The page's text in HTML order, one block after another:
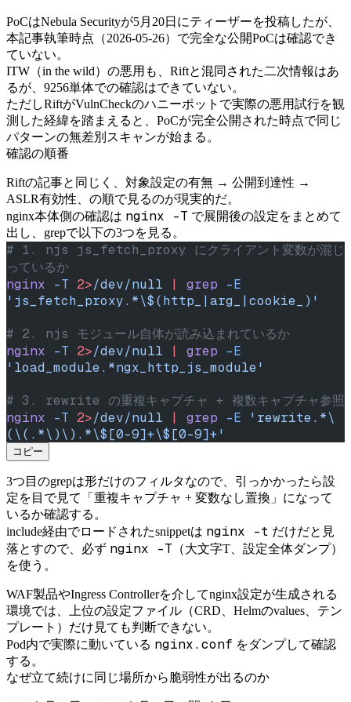
PoCはNebula Securityが5月20日にティーザーを投稿したが、
本記事執筆時点（2026-05-26）で完全な公開PoCは確認でき
ていない。
ITW（in the wild）の悪用も、Riftと混同された二次情報はあ
るが、9256単体での確認はできていない。
ただしRiftがVulnCheckのハニーポットで実際の悪用試行を観
測した経緯を踏まえると、PoCが完全公開された時点で同じ
パターンの無差別スキャンが始まる。
確認の順番
Riftの記事と同じく、対象設定の有無 → 公開到達性 →
ASLR有効性、の順で見るのが現実的だ。
nginx本体側の確認は nginx -T で展開後の設定をまとめて
出し、grepで以下の3つを見る。
# 1. njs js_fetch_proxy にクライアント変数が混じ
っているか
nginx -T 2>/dev/null | grep -E
'js_fetch_proxy.*\$(http_|arg_|cookie_)'
# 2. njs モジュール自体が読み込まれているか
nginx -T 2>/dev/null | grep -E
'load_module.*ngx_http_js_module'
# 3. rewrite の重複キャプチャ + 複数キャプチャ参照
nginx -T 2>/dev/null | grep -E 'rewrite.*\
(\(.*\)\).*\$[0-9]+\$[0-9]+'
コピー
3つ目のgrepは形だけのフィルタなので、引っかかったら設
定を目で見て「重複キャプチャ + 変数なし置換」になって
いるか確認する。
include経由でロードされたsnippetは nginx -t だけだと見
落とすので、必ず nginx -T （大文字T、設定全体ダンプ）
を使う。
WAF製品やIngress Controllerを介してnginx設定が生成される
環境では、上位の設定ファイル（CRD、Helmのvalues、テン
プレート）だけ見ても判断できない。
Pod内で実際に動いている nginx.conf をダンプして確認
する。
なぜ立て続けに同じ場所から脆弱性が出るのか